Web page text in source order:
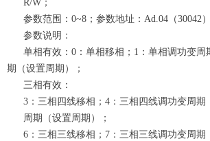
R/W；
参数范围：0~8；参数地址：Ad.04（30042）
参数说明：
单相有效：0：单相移相；1：单相调功变周
期（设置周期）；
三相有效：
3：三相四线移相；4：三相四线调功变周期
周期（设置周期）；
6：三相三线移相；7：三相三线调功变周期